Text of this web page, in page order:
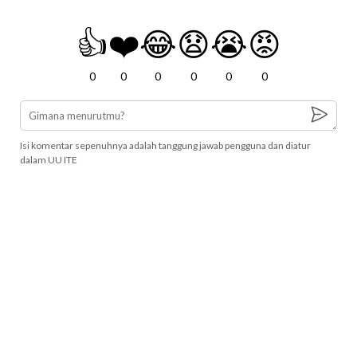
👍
0
❤️
0
😂
0
😧
0
😭
0
😡
0
Isi komentar sepenuhnya adalah tanggung jawab pengguna dan diatur
dalam UU ITE